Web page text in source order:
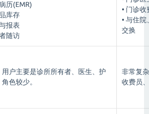
历(EMR)
库存
报表
随访
• 门诊
• 与住
交换
户主要是诊所所有者、医生、护
色较少。
非常复
收费员